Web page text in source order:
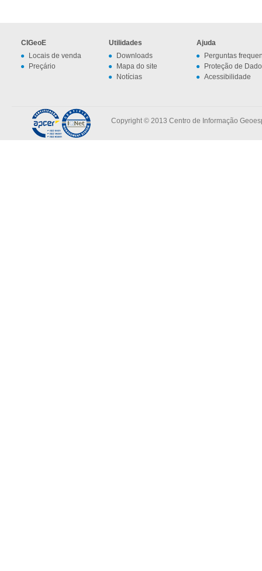
CIGeoE
Locais de venda
Preçário
Utilidades
Downloads
Mapa do site
Notícias
Ajuda
Perguntas
Proteção de
Acessibilidade
Copyright © 2013 Centro de Informação